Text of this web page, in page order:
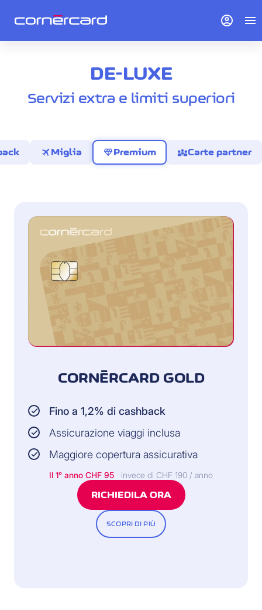
DE-LUXE
Servizi extra e limiti superiori
travel Miglia diamondPremium diversity_3Carte partner
CORNÈRCARD GOLD
Fino a 1,2% di cashback
Assicurazione viaggi inclusa
Maggiore copertura assicurativa
Il 1° anno CHF 95 invece di CHF 190 / anno
RICHIEDILA ORA
SCOPRI DI PIÙ
account_circle menu